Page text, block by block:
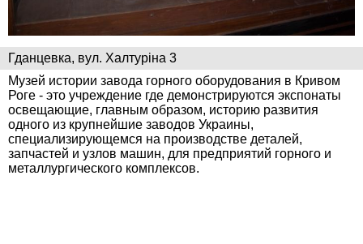
Гданцевка, вул. Халтуріна 3
Музей истории завода горного оборудования в Кривом
Роге - это учреждение где демонстрируются экспонаты
освещающие, главным образом, историю развития
одного из крупнейшие заводов Украины,
специализирующемся на производстве деталей,
запчастей и узлов машин, для предприятий горного и
металлургического комплексов.